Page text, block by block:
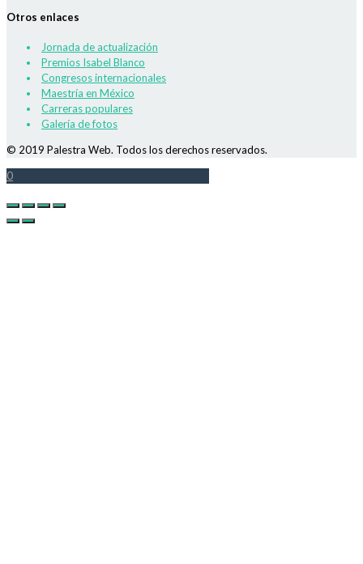
Otros enlaces
Jornada de actualización
Premios Isabel Blanco
Congresos internacionales
Maestría en México
Carreras populares
Galería de fotos
© 2019 Palestra Web. Todos los derechos reservados.
0